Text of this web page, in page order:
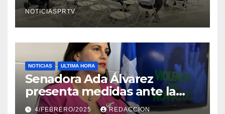
NOTICIASPRTV
NOTICIAS ULTIMA HORA
Senadora Ada Álvarez
presenta medidas ante la
violencia en el noviazgo
4/FEBRERO/2025 REDACCION